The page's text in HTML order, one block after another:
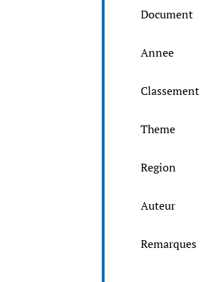
Document
Annee
Classement
Theme
Region
Auteur
Remarques